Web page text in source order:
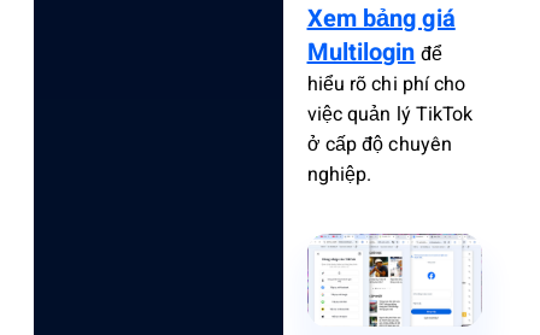
Xem bảng giá
Multiloginđể
hiểu rõ chi phí cho
việc quản lý TikTok
ở cấp độ chuyên
nghiệp.